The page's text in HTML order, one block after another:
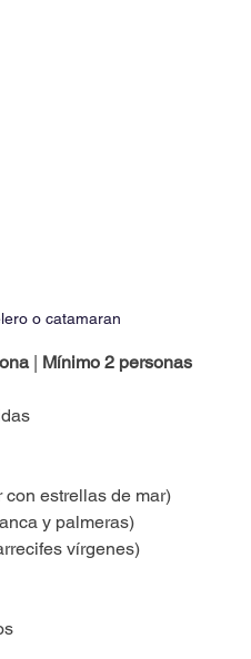
o catamaran
| Mínimo 2 personas
con estrellas de mar)
y palmeras)
vírgenes)